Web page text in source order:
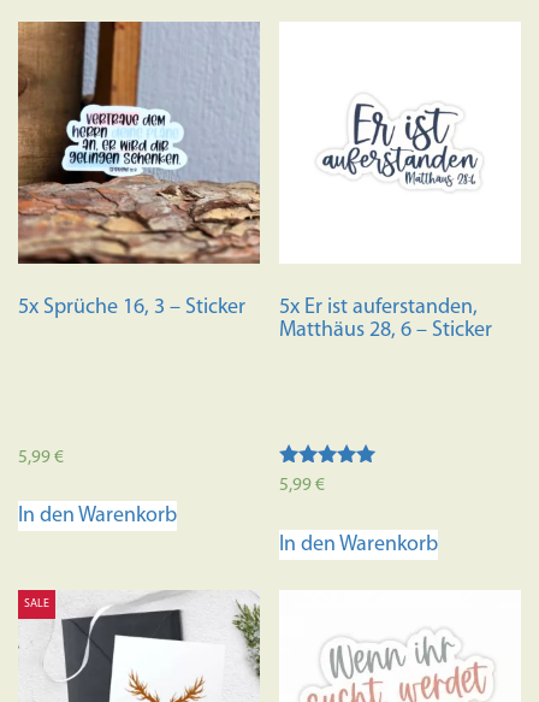
5x Sprüche 16, 3 – Sticker
5,99€
In den Warenkorb
5x Er ist auferstanden,
Matthäus 28, 6 – Sticker
Bewertet mit
5,99€
In den Warenkorb
SALE